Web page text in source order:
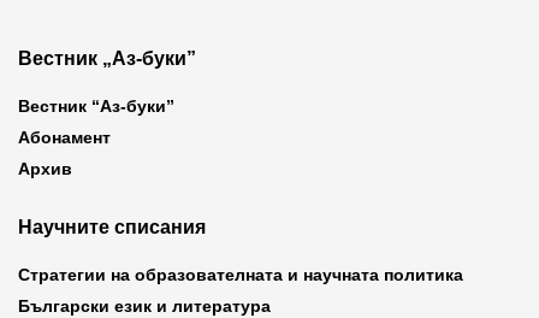
Вестник „Аз-буки”
Вестник “Аз-буки”
Абонамент
Архив
Научните списания
Стратегии на образователната и научната политика
Български език и литература